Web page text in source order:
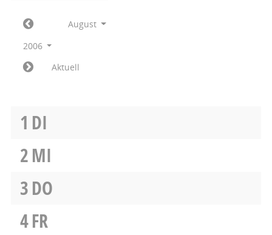
August
2006
Aktuell
1 DI
2MI
3DO
4FR